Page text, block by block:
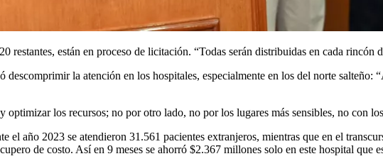
restantes, están en proceso de licitación. “Todas serán distribuidas en cada rincón
la atención en los hospitales, especialmente en los del norte salteño:
optimizar los recursos; no por otro lado, no por los lugares más sensibles, no con
el año 2023 se atendieron 31.561 pacientes extranjeros, mientras que en el
de costo. Así en 9 meses se ahorró $2.367 millones solo en este hospital que